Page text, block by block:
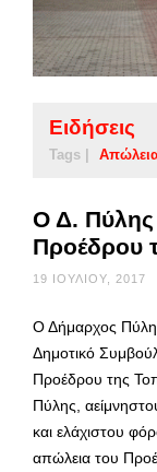
Ειδήσεις
Tags |
Ο Δ. Πύλης
Προέδρου
19 ΙΟΥΛΊΟΥ, 2017
Ο Δήμαρχος
Δημοτικό
Προέδρου της
Πύλης,
και ελάχιστου
απώλεια του